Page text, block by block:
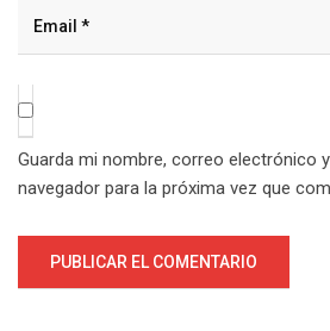
Guarda mi nombre, correo electrónico
navegador para la próxima vez que